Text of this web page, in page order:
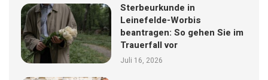
Sterbeurkunde in
Leinefelde-Worbis
beantragen: So gehen Sie im
Trauerfall vor
Juli 16, 2026